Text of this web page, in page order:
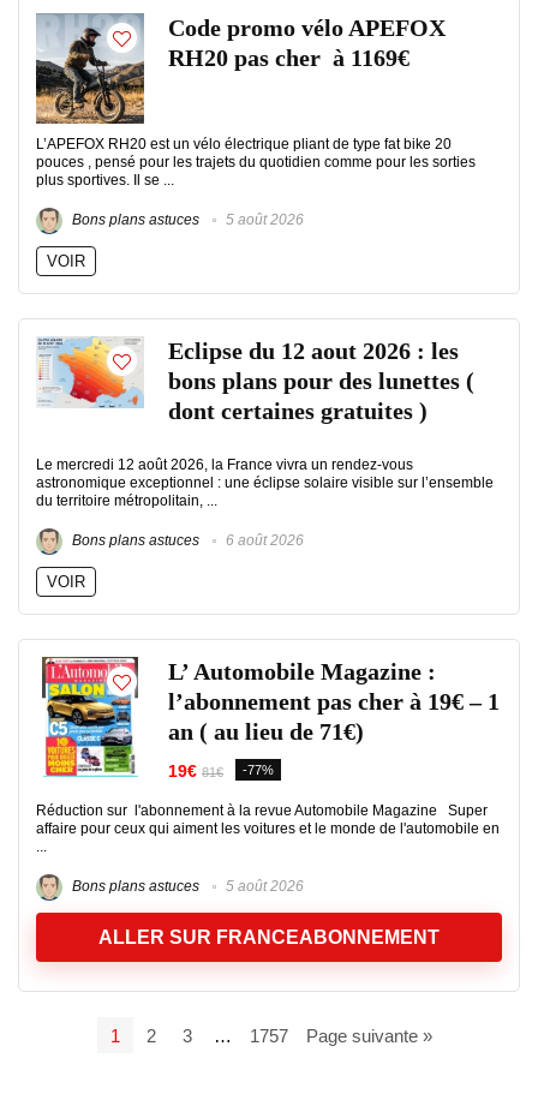
Code promo vélo APEFOX
RH20 pas cher à 1169€
L’APEFOX RH20 est un vélo électrique pliant de type fat bike 20
pouces , pensé pour les trajets du quotidien comme pour les sorties
plus sportives. Il se ...
Bons plans astuces 5 août 2026
VOIR
Eclipse du 12 aout 2026 : les
bons plans pour des lunettes (
dont certaines gratuites )
Le mercredi 12 août 2026, la France vivra un rendez-vous
astronomique exceptionnel : une éclipse solaire visible sur l’ensemble
du territoire métropolitain, ...
Bons plans astuces 6 août 2026
VOIR
L’ Automobile Magazine :
l’abonnement pas cher à 19€ – 1
an ( au lieu de 71€)
19€ 81€ -77%
Réduction sur l'abonnement à la revue Automobile Magazine Super
affaire pour ceux qui aiment les voitures et le monde de l'automobile en
...
Bons plans astuces 5 août 2026
ALLER SUR FRANCEABONNEMENT
1 2 3 … 1757 Page suivante »